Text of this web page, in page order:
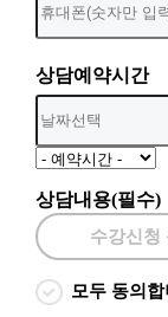
상담예약시간
상담내용(필수)
수강신청
모두 동의